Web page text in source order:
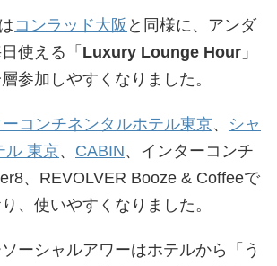
コンラッド大阪 と同様に、アンダ
使える「 Luxury Lounge Hour 」
参加しやすくなりました。
コンチネンタルホテル東京、 シャ
ル 東京、 CABIN、インターコンチ
、REVOLVER Booze & Coffeeで
、使いやすくなりました。
ーシャルアワーはホテルから「う